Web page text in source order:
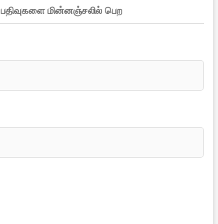
பதிவுகளை மின்னஞ்சலில் பெற